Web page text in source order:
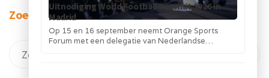
Uitnodiging World Football Summit 2026 in
Madrid
Op 15 en 16 september neemt Orange Sports
Forum met een delegatie van Nederlandse
Zoeken